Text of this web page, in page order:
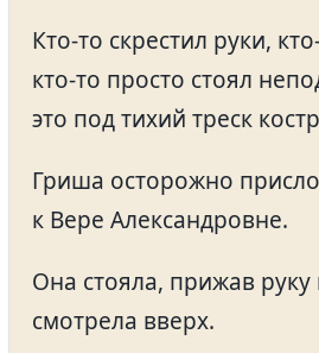
Кто-то скрестил руки,
кто-то просто стоял
это под тихий треск
Гриша осторожно
к Вере Александровне.
Она стояла, прижав руку
смотрела вверх.